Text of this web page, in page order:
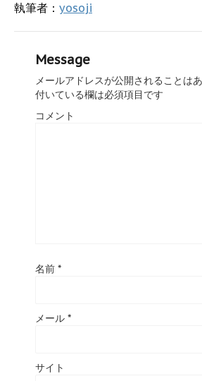
執筆者： yosoji
Message
メールアドレスが公開されることはあ
付いている欄は必須項目です
コメント
名前 *
メール *
サイト